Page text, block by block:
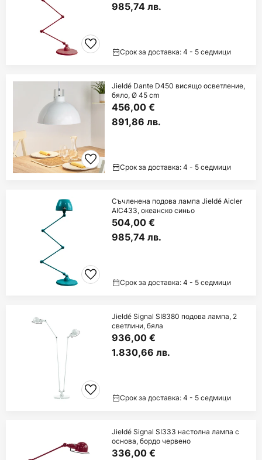
985,74 лв.
Срок за доставка: 4 - 5 седмици
Jieldé Dante D450 висящо осветление,
бяло, Ø 45 cm
456,00 €
891,86 лв.
Срок за доставка: 4 - 5 седмици
Съчленена подова лампа Jieldé Aicler
AIC433, океанско синьо
504,00 €
985,74 лв.
Срок за доставка: 4 - 5 седмици
Jieldé Signal SI8380 подова лампа, 2
светлини, бяла
936,00 €
1.830,66 лв.
Срок за доставка: 4 - 5 седмици
Jieldé Signal SI333 настолна лампа с
основа, бордо червено
336,00 €